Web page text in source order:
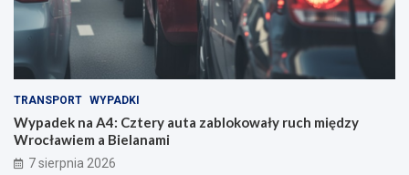
TRANSPORT WYPADKI
Wypadek na A4: Cztery auta zablokowały ruch między
Wrocławiem a Bielanami
7 sierpnia 2026